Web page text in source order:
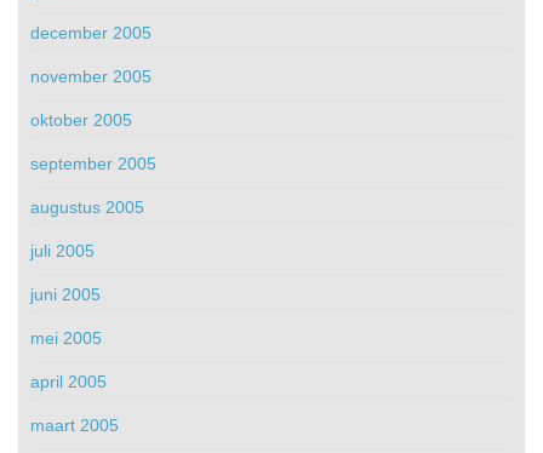
december 2005
november 2005
oktober 2005
september 2005
augustus 2005
juli 2005
juni 2005
mei 2005
april 2005
maart 2005